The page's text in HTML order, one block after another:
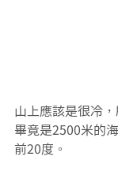
山上應該是很冷
畢竟是2500米的
前20度。